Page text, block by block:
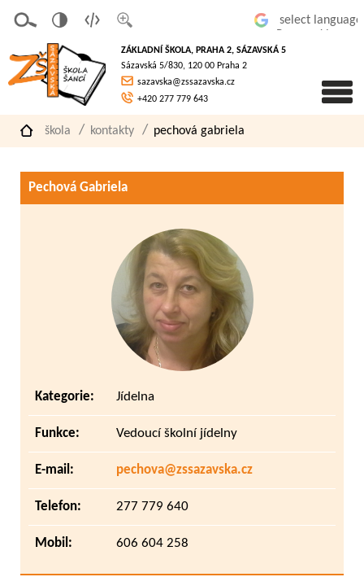
písmo
á
verze
pro
slaboz
raké
ZÁKLADNÍ ŠKOLA, PRAHA 2, SÁZAVSKÁ 5
Sázavská 5/830, 120 00 Praha 2
sazavska@zssazavska.cz
+420 277 779 643
škola kontakty pechová gabriela
Pechová Gabriela
Kategorie: Jídelna
Funkce: Vedoucí školní jídelny
E-mail: pechova@zssazavska.cz
Telefon: 277 779 640
Mobil: 606 604 258